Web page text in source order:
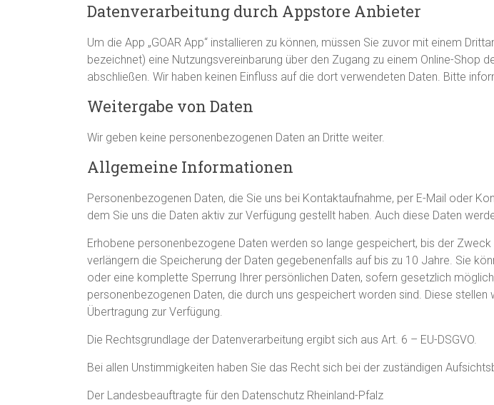
Datenverarbeitung durch Appstore Anbieter
Um die App „GOAR App“ installieren zu können, müssen Sie zuvor mit einem
bezeichnet) eine Nutzungsvereinbarung über den Zugang zu einem Online-Shop
abschließen. Wir haben keinen Einfluss auf die dort verwendeten Daten. Bitte
Weitergabe von Daten
Wir geben keine personenbezogenen Daten an Dritte weiter.
Allgemeine Informationen
Personenbezogenen Daten, die Sie uns bei Kontaktaufnahme, per E-Mail oder
dem Sie uns die Daten aktiv zur Verfügung gestellt haben. Auch diese Daten
Erhobene personenbezogene Daten werden so lange gespeichert, bis der
verlängern die Speicherung der Daten gegebenenfalls auf bis zu 10 Jahre. Sie
oder eine komplette Sperrung Ihrer persönlichen Daten, sofern gesetzlich
personenbezogenen Daten, die durch uns gespeichert worden sind. Diese
Übertragung zur Verfügung.
Die Rechtsgrundlage der Datenverarbeitung ergibt sich aus Art. 6 – EU-DSGVO.
Bei allen Unstimmigkeiten haben Sie das Recht sich bei der zuständigen
Der Landesbeauftragte für den Datenschutz Rheinland-Pfalz